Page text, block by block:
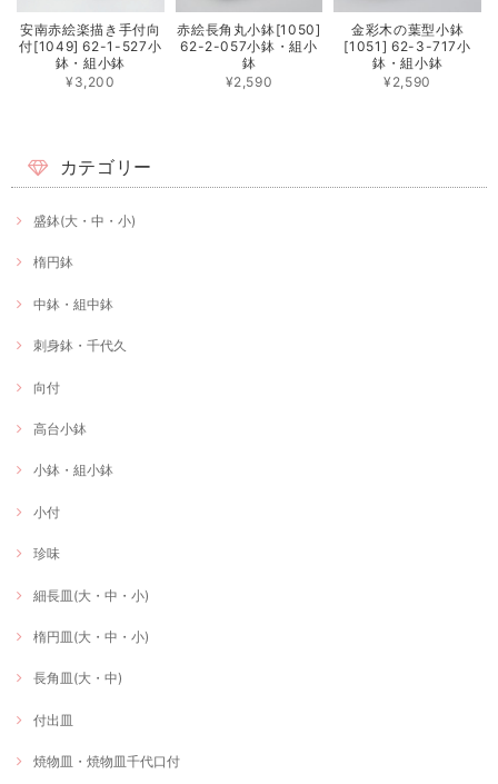
安南赤絵楽描き手付向
付[1049] 62-1-527小
鉢・組小鉢
¥3,200
赤絵長角丸小鉢[1050]
62-2-057小鉢・組小
鉢
¥2,590
金彩木の葉型小鉢
[1051] 62-3-717小
鉢・組小鉢
¥2,590
カテゴリー
盛鉢(大・中・小)
楕円鉢
中鉢・組中鉢
刺身鉢・千代久
向付
高台小鉢
小鉢・組小鉢
小付
珍味
細長皿(大・中・小)
楕円皿(大・中・小)
長角皿(大・中)
付出皿
焼物皿・焼物皿千代口付